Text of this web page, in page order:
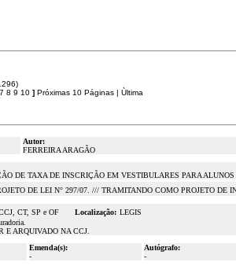
7 8 9 10 ] Próximas 10 Páginas | Ùltima
Autor:
FERREIRA ARAGÃO
DE TAXA DE INSCRIÇÃO EM VESTIBULARES PARA
DE LEI N° 297/07. /// TRAMITANDO COMO PROJETO DE
CT, SP e OF Localização: LEGIS
E ARQUIVADO NA CCJ.
Emenda(s):
-
Autógrafo:
-